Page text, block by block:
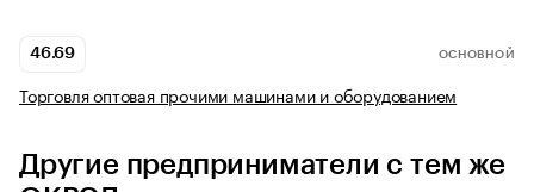
46.69 ОСНОВНОЙ
Торговля оптовая прочими машинами и оборудованием
Другие предприниматели с тем же